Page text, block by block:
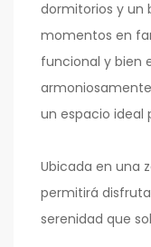
dormitorios y un
momentos en
funcional y bien
un espacio ideal
Ubicada en una
permitirá
serenidad que